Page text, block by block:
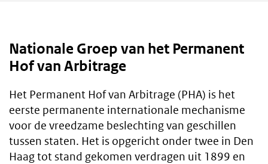
Nationale Groep van het Permanent
Hof van Arbitrage
Het Permanent Hof van Arbitrage (PHA) is het
eerste permanente internationale mechanisme
voor de vreedzame beslechting van geschillen
tussen staten. Het is opgericht onder twee in Den
Haag tot stand gekomen verdragen uit 1899 en